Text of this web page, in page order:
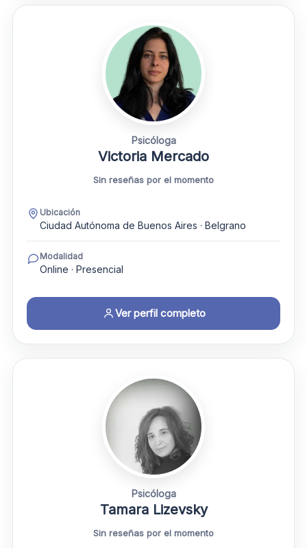
Psicóloga
Victoria Mercado
Sin reseñas por el momento
Ubicación
Ciudad Autónoma de Buenos Aires · Belgrano
Modalidad
Online · Presencial
Ver perfil completo
Psicóloga
Tamara Lizevsky
Sin reseñas por el momento